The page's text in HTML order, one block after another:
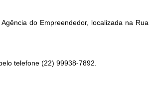
do Empreendedor, localizada na Rua
telefone (22) 99938-7892.